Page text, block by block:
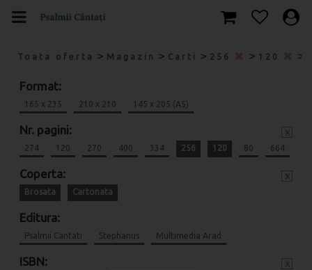
Toata oferta > Magazin > Carti > 256 > 120 >
Format:
165 x 235 210 x 210 145 x 205 (A5)
Nr. pagini:
274 120 270 400 334 256 120 80 664
Coperta:
Brosata Cartonata
Editura:
Psalmii Cantati Stephanus Multimedia Arad
ISBN: